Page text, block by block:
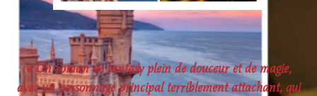
« Un roman de fantasy plein de douceur et de magie,
avec un personnage principal terriblement attachant, qui